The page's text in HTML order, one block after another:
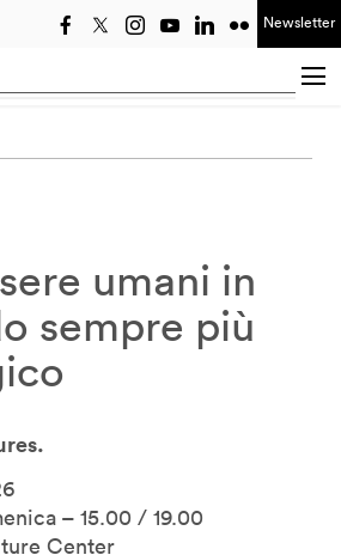
Newsletter
Searching...
umani in
sempre più
– 15.00 / 19.00
Center